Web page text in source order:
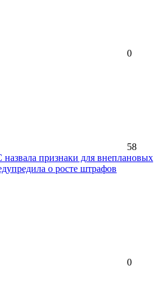
0
58
признаки для внеплановых
о росте штрафов
0